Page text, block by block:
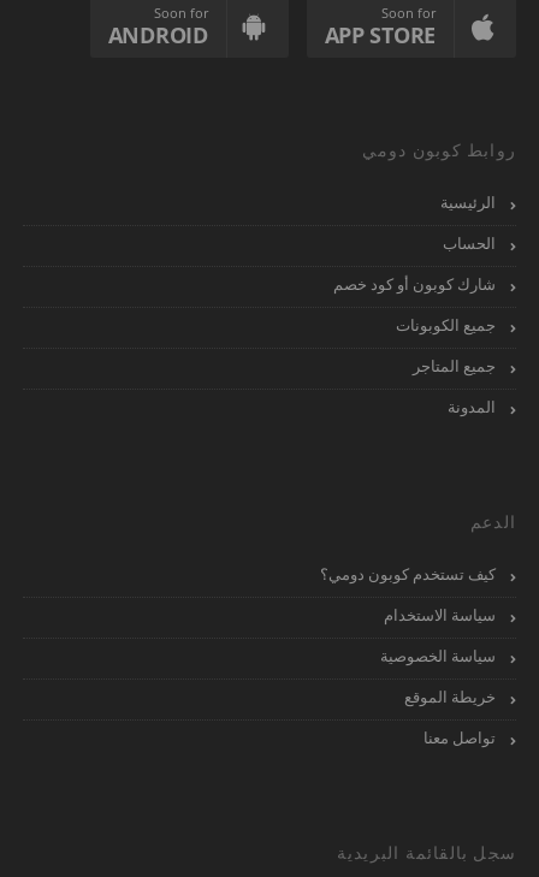
Soon for
APP STORE
Soon for
ANDROID
روابط كوبون دومي
الرئيسية
الحساب
شارك كوبون أو كود خصم
جميع الكوبونات
جميع المتاجر
المدونة
الدعم
كيف تستخدم كوبون دومي؟
سياسة الاستخدام
سياسة الخصوصية
خريطة الموقع
تواصل معنا
سجل بالقائمة البريدية